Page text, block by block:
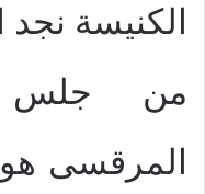
الكنيسة
من جلس